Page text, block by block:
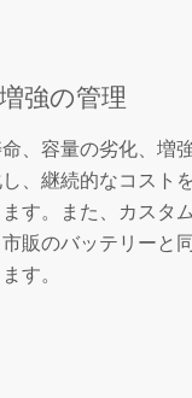
強の管理
、容量の劣化、増
、継続的なコスト
す。また、カスタ
販のバッテリーと
す。